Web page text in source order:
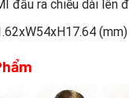
đầu ra chiều dài lên
(mm)